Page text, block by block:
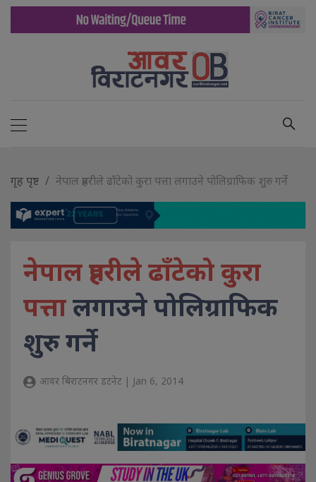
गृह पृष्ट नेपाल प्रहरीले ढाँटेको कुरा पत्ता लगाउने पोलिग्राफिक शुरु गर्ने
नेपाल प्रहरीले ढाँटेको कुरा
पत्तालगाउने पोलिग्राफिक
शुरु गर्ने
आवर बिराटनगर डटनेट | Jan 6, 2014